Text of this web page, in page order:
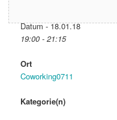
Datum - 18.01.18
19:00 - 21:15
Ort
Coworking0711
Kategorie(n)